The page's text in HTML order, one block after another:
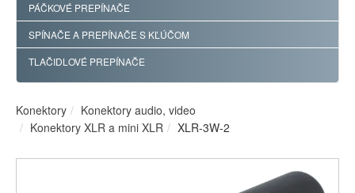
PÁČKOVÉ PREPÍNAČE
SPÍNAČE A PREPÍNAČE S KĽÚČOM
TLAČIDLOVÉ PREPÍNAČE
Konektory
Konektory audio, video
Konektory XLR a mini XLR
XLR-3W-2